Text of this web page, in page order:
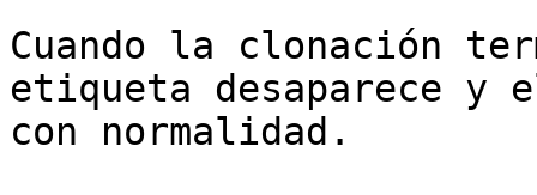
Cuando la clonación
etiqueta desaparece y
con normalidad.